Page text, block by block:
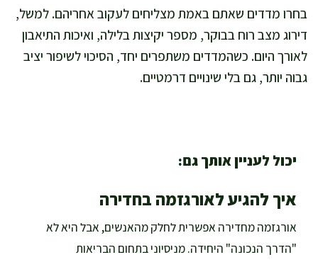
בחרו מדדים שאתם באמת מצליחים לעקוב אחריהם. למשל,
דירוג מצב רוח בבוקר, מספר יקיצות בלילה, ואיכות התיאבון
לאורך היום. כשהמדדים משתפרים יחד, הסיכוי לשיפור יציב
גבוה יותר, גם בלי שינויים דרמטיים.
יכול לעניין אותך גם:
איך להגיע לאורגזמה בחדירה
אורגזמה מחדירה אפשרית לחלק מהאנשים, אבל היא לא
"הדרך הנכונה" היחידה. מניסיוני בתחום הבריאות